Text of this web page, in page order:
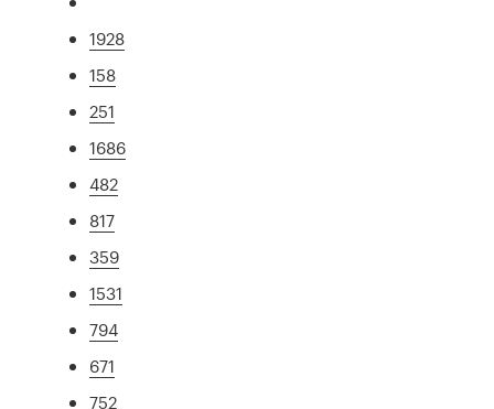
1928
158
251
1686
482
817
359
1531
794
671
752